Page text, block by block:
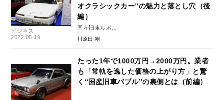
ビジネス
2022.05.19
オクラシックカー”の魅力と落とし穴（後
編）
国産旧車ルポ
「旧車狂想曲」後編
川原田 剛
たった1年で1000万円→2000万円。業者
も「常軌を逸した価格の上がり方」と驚
く“国産旧車バブル”の裏側とは（前編）